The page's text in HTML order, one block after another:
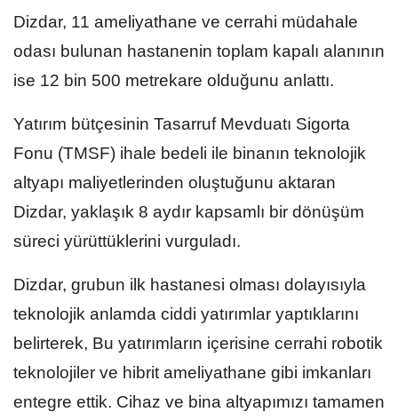
Dizdar, 11 ameliyathane ve cerrahi müdahale
odası bulunan hastanenin toplam kapalı alanının
ise 12 bin 500 metrekare olduğunu anlattı.
Yatırım bütçesinin Tasarruf Mevduatı Sigorta
Fonu (TMSF) ihale bedeli ile binanın teknolojik
altyapı maliyetlerinden oluştuğunu aktaran
Dizdar, yaklaşık 8 aydır kapsamlı bir dönüşüm
süreci yürüttüklerini vurguladı.
Dizdar, grubun ilk hastanesi olması dolayısıyla
teknolojik anlamda ciddi yatırımlar yaptıklarını
belirterek, Bu yatırımların içerisine cerrahi robotik
teknolojiler ve hibrit ameliyathane gibi imkanları
entegre ettik. Cihaz ve bina altyapımızı tamamen